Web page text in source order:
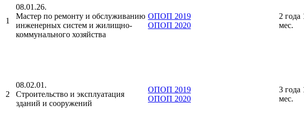
1
08.01.26.
Мастер по ремонту и обслуживанию
инженерных систем и жилищно-
коммунального хозяйства
ОПОП 2019
ОПОП 2020
2 года
мес.
2
08.02.01.
Строительство и эксплуатация
зданий и сооружений
ОПОП 2019
ОПОП 2020
3 года
мес.